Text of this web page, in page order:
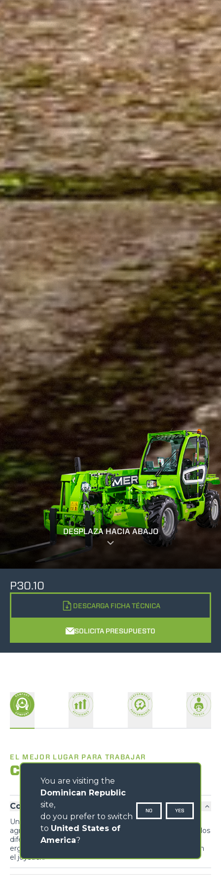
DESPLAZA HACIA ABAJO
P30.10
DESCARGA FICHA TÉCNICA
SOLICITA PRESUPUESTO
EL MEJOR LUGAR PARA TRABAJAR
Confort
Confort exclusivo
Un diseño inédito prioriza la funcionalidad y el confort,
agrupando información para el conductor y mandos de los
diferentes sistemas y dispositivos para maximizar la
ergonomía. El sistema de inversión se repite también en
el joystick.
You are visiting the
Dominican Republic
site,
do you prefer to switch
to United States of
America?
NO YES